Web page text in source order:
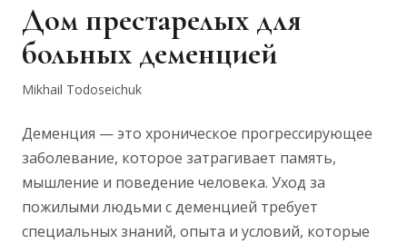
Дом престарелых для
больных деменцией
Mikhail Todoseichuk
Деменция — это хроническое прогрессирующее
заболевание, которое затрагивает память,
мышление и поведение человека. Уход за
пожилыми людьми с деменцией требует
специальных знаний, опыта и условий, которые